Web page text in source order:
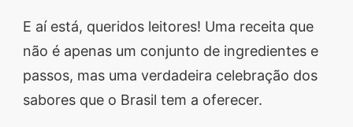
E aí está, queridos leitores! Uma receita que
não é apenas um conjunto de ingredientes e
passos, mas uma verdadeira celebração dos
sabores que o Brasil tem a oferecer.